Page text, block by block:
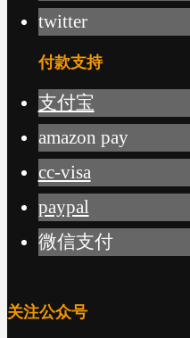
twitter
付款支持
支付宝
amazon pay
cc-visa
paypal
微信支付
关注公众号